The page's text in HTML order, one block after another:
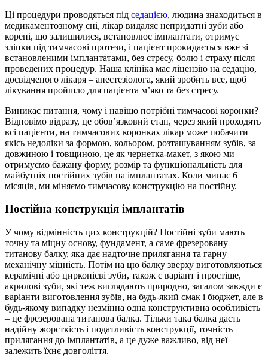
Ці процедури проводяться під седацією, людина знаходиться в
медикаментозному сні, лікар видаляє непридатні зуби або
корені, що залишилися, встановлює імплантати, отримує
зліпки під тимчасові протези, і пацієнт прокидається вже зі
встановленими імплантатами, без стресу, болю і страху після
проведених процедур. Наша клініка має ліцензію на седацію,
досвідченого лікаря – анестезіолога, який зробить все, щоб
лікування пройшло для пацієнта м’яко та без стресу.
Виникає питання, чому і навіщо потрібні тимчасові коронки?
Відповімо відразу, це обов’язковий етап, через який проходять
всі пацієнти, на тимчасових коронках лікар може побачити
якісь недоліки за формою, кольором, розташуванням зубів, за
довжиною і товщиною, це як чернетка-макет, з якою ми
отримуємо бажану форму, розмір та функціональність для
майбутніх постійних зубів на імплантатах. Коли минає 6
місяців, ми міняємо тимчасову конструкцію на постійну.
Постійна конструкція імплантатів
У чому відмінність цих конструкцій? Постійні зуби мають
точну та міцну основу, фундамент, а саме фрезеровану
титанову балку, яка дає надточне прилягання та гарну
механічну міцність. Потім на цю балку зверху виготовляються
керамічні або цирконієві зуби, також є варіант і простіше,
акрилові зуби, які теж виглядають природно, загалом завжди є
варіанти виготовлення зубів, на будь-який смак і бюджет, але в
будь-якому випадку незмінна одна конструктивна особливість
– це фрезерована титанова балка. Тільки така балка дасть
надійну жорсткість і податливість конструкції, точність
прилягання до імплантатів, а це дуже важливо, від неї
залежить їхнє довголіття.